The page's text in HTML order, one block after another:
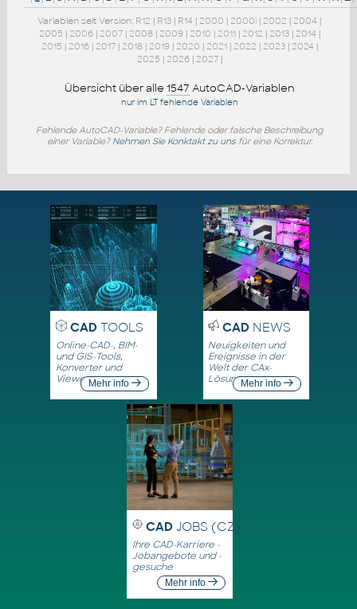
Variablen seit Version: R12 | R13 | R14 | 2000 | 2000i | 2002 | 2004 |
2005 | 2006| 2007| 2008| 2009| 2010 | 2011| 2012 | 2013| 2014|
2015 | 2016| 2017| 2018| 2019| 2020 | 2021| 2022 | 2023| 2024|
2025 | 2026| 2027|
Übersicht über alle 1547 AutoCAD-Variablen
nur im LT fehlende Variablen
Fehlende AutoCAD-Variable? Fehlende oder falsche Beschreibung
einer Variable? Nehmen Sie Konktakt zu unsfür eine Korrektur.
CADTOOLS
Online-CAD-, BIM-
und GIS-Tools,
Konverter und
ViewerMehr info
CADNEWS
Neuigkeiten und
Ereignisse in der
Welt der CAx-
LösungenMehr info
CAD JOBS (CZ)
Ihre CAD-Karriere -
Jobangebote und -
gesuche
Mehr info